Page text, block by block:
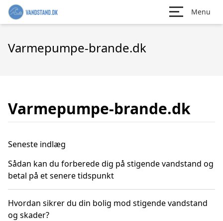
Menu
Varmepumpe-brande.dk
Varmepumpe-brande.dk
Seneste indlæg
Sådan kan du forberede dig på stigende vandstand og
betal på et senere tidspunkt
Hvordan sikrer du din bolig mod stigende vandstand
og skader?